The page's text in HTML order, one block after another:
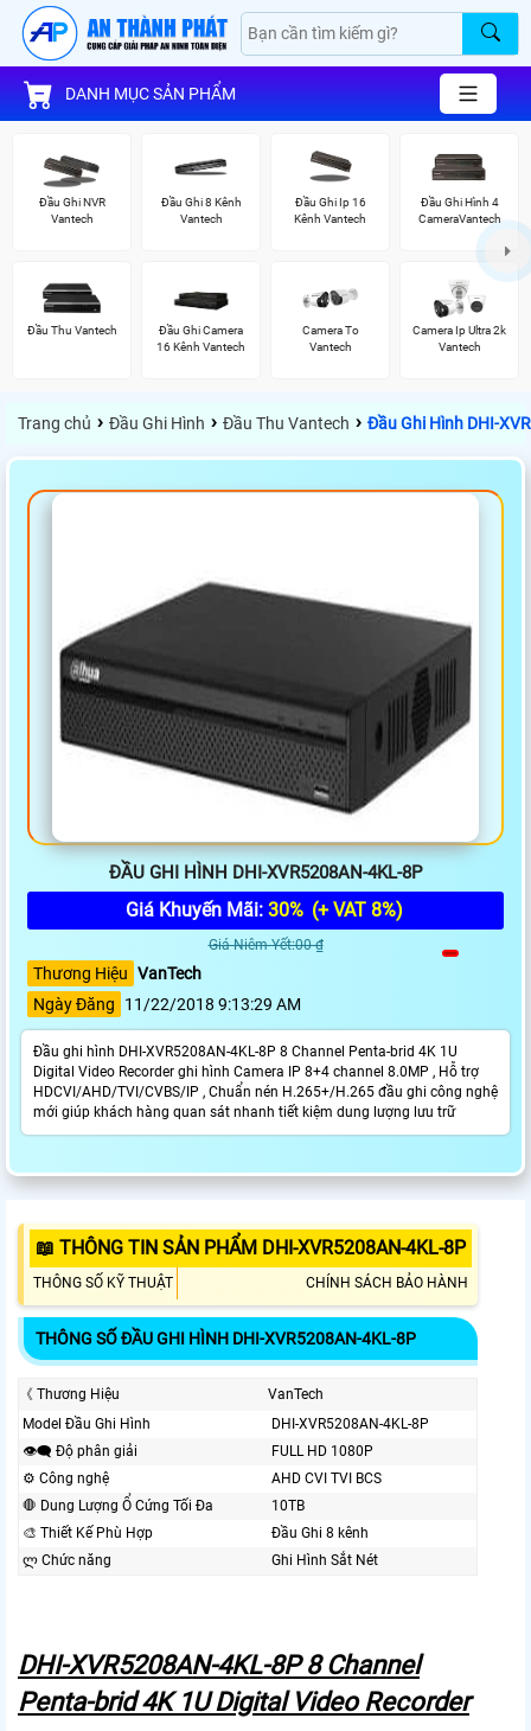
DANH MỤC SẢN PHẨM
Đầu Ghi NVR
Vantech
Đầu Ghi 8 Kênh
Vantech
Đầu Ghi Ip 16
Kênh Vantech
Đầu Ghi Hình 4
CameraVantech
Đầu Thu Vantech
Đầu Ghi Camera
16 Kênh Vantech
Camera To
Vantech
Camera Ip Ultra 2k
Vantech
Trang chủ › Đầu Ghi Hình › Đầu Thu Vantech › Đầu Ghi Hình DHI-
ĐẦU GHI HÌNH DHI-XVR5208AN-4KL-8P
Giá Khuyến Mãi: 30% (+ VAT 8%)
Giá Niêm Yết:00 ₫
Thương Hiệu VanTech
Ngày Đăng
11/22/2018 9:13:29 AM
Đầu ghi hình DHI-XVR5208AN-4KL-8P 8 Channel Penta-brid 4K 1U
Digital Video Recorder ghi hình Camera IP 8+4 channel 8.0MP , Hỗ trợ
HDCVI/AHD/TVI/CVBS/IP , Chuẩn nén H.265+/H.265 đầu ghi công nghệ
mới giúp khách hàng quan sát nhanh tiết kiệm dung lượng lưu trữ
📖 THÔNG TIN SẢN PHẨM DHI-XVR5208AN-4KL-8P
THÔNG SỐ KỸ THUẬT CHÍNH SÁCH BẢO HÀNH
THÔNG SỐ ĐẦU GHI HÌNH DHI-XVR5208AN-4KL-8P
《 Thương Hiệu
VanTech
Model Đầu Ghi Hình
DHI-XVR5208AN-4KL-8P
👁️‍🗨 Độ phân giải
FULL HD 1080P
⚙ Công nghệ
AHD CVI TVI BCS
🛑 Dung Lượng Ổ Cứng Tối Đa
10TB
🎨 Thiết Kế Phù Hợp
Đầu Ghi 8 kênh
ლ Chức năng
Ghi Hình Sắt Nét
DHI-XVR5208AN-4KL-8P 8 Channel
Penta-brid 4K 1U Digital Video Recorder